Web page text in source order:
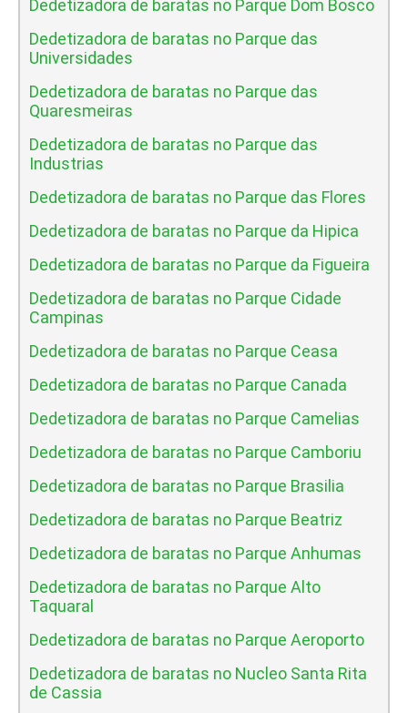
Dedetizadora de baratas no Parque Dom Bosco
Dedetizadora de baratas no Parque das
Universidades
Dedetizadora de baratas no Parque das
Quaresmeiras
Dedetizadora de baratas no Parque das
Industrias
Dedetizadora de baratas no Parque das Flores
Dedetizadora de baratas no Parque da Hipica
Dedetizadora de baratas no Parque da Figueira
Dedetizadora de baratas no Parque Cidade
Campinas
Dedetizadora de baratas no Parque Ceasa
Dedetizadora de baratas no Parque Canada
Dedetizadora de baratas no Parque Camelias
Dedetizadora de baratas no Parque Camboriu
Dedetizadora de baratas no Parque Brasilia
Dedetizadora de baratas no Parque Beatriz
Dedetizadora de baratas no Parque Anhumas
Dedetizadora de baratas no Parque Alto
Taquaral
Dedetizadora de baratas no Parque Aeroporto
Dedetizadora de baratas no Nucleo Santa Rita
de Cassia